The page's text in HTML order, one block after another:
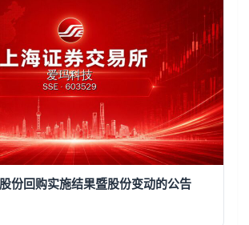
份回购实施结果暨股份变动的公告